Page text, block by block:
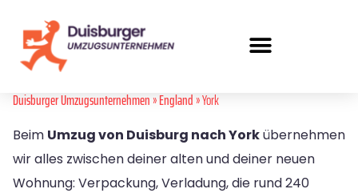
Duisburger Umzugsunternehmen»England» York
Beim Umzug von Duisburg nach Yorkübernehmen
wir alles zwischen deiner alten und deiner neuen
Wohnung: Verpackung, Verladung, die rund 240